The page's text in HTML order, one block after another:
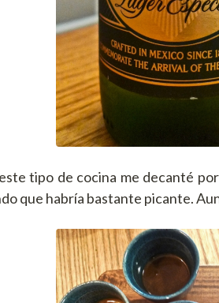
tipo de cocina me decanté
que habría bastante picante.